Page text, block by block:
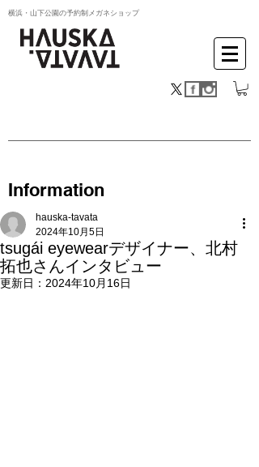
横浜・山下公園の予約制メガネショップ
Information
tsugái eyewearデザイナー、北村
拓也さんインタビュー
hauska-tavata
2024年10月5日
更新日： 2024年10月16日